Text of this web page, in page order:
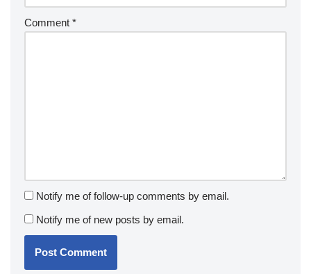
Comment *
Notify me of follow-up comments by email.
Notify me of new posts by email.